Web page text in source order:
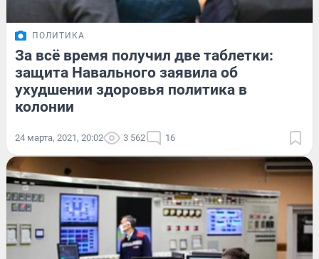
ПОЛИТИКА
За всё время получил две таблетки:
защита Навального заявила об
ухудшении здоровья политика в
колонии
24 марта, 2021, 20:02 3 562 16